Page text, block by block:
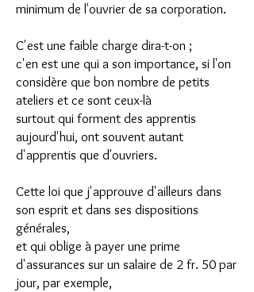
minimum de l'ouvrier de sa corporation.
C'est une faible charge dira-t-on ;
c'en est une qui a son importance, si l'on
considère que bon nombre de petits
ateliers et ce sont ceux-là
surtout qui forment des apprentis
aujourd'hui, ont souvent autant
d'apprentis que d'ouvriers.
Cette loi que j'approuve d'ailleurs dans
son esprit et dans ses dispositions
générales,
et qui oblige à payer une prime
d'assurances sur un salaire de 2 fr. 50 par
jour, par exemple,